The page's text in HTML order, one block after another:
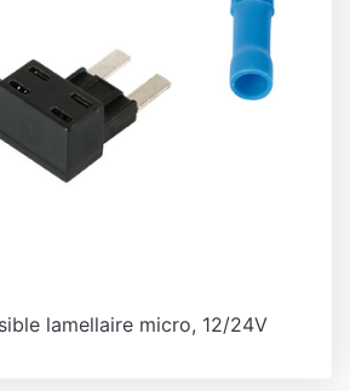
lamellaire micro, 12/24V